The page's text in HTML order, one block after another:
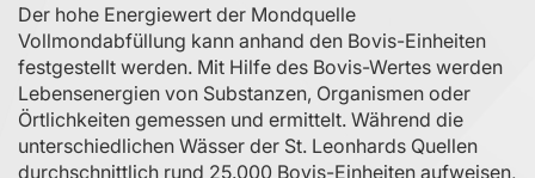
Der hohe Energiewert der Mondquelle
Vollmondabfüllung kann anhand den Bovis-Einheiten
festgestellt werden. Mit Hilfe des Bovis-Wertes werden
Lebensenergien von Substanzen, Organismen oder
Örtlichkeiten gemessen und ermittelt. Während die
unterschiedlichen Wässer der St. Leonhards Quellen
durchschnittlich rund 25.000 Bovis-Einheiten aufweisen,